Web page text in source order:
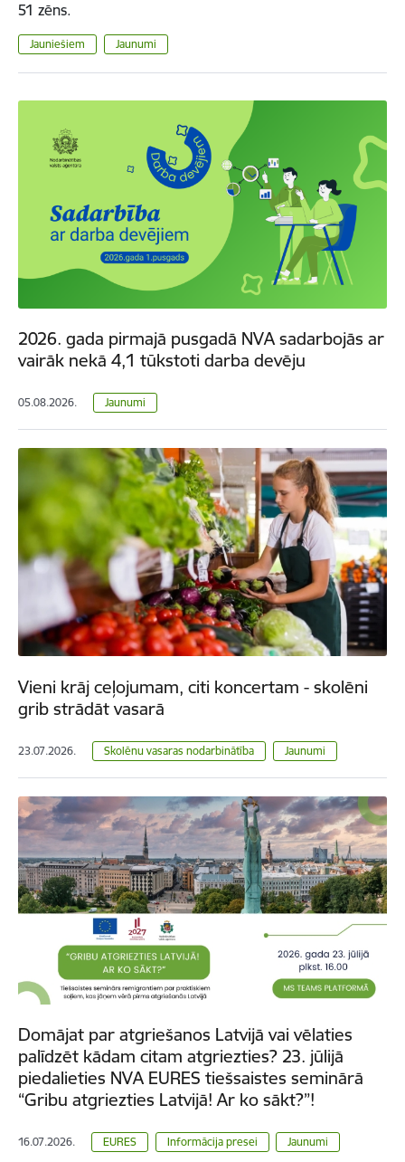
51 zēns.
Jauniešiem Jaunumi
2026. gada pirmajā pusgadā NVA sadarbojās ar
vairāk nekā 4,1 tūkstoti darba devēju
05.08.2026. Jaunumi
Vieni krāj ceļojumam, citi koncertam - skolēni
grib strādāt vasarā
23.07.2026. Skolēnu vasaras nodarbinātība Jaunumi
Domājat par atgriešanos Latvijā vai vēlaties
palīdzēt kādam citam atgriezties? 23. jūlijā
piedalieties NVA EURES tiešsaistes seminārā
“Gribu atgriezties Latvijā! Ar ko sākt?”!
16.07.2026. EURES Informācija presei Jaunumi